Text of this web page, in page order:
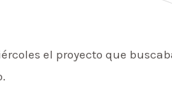
el proyecto que